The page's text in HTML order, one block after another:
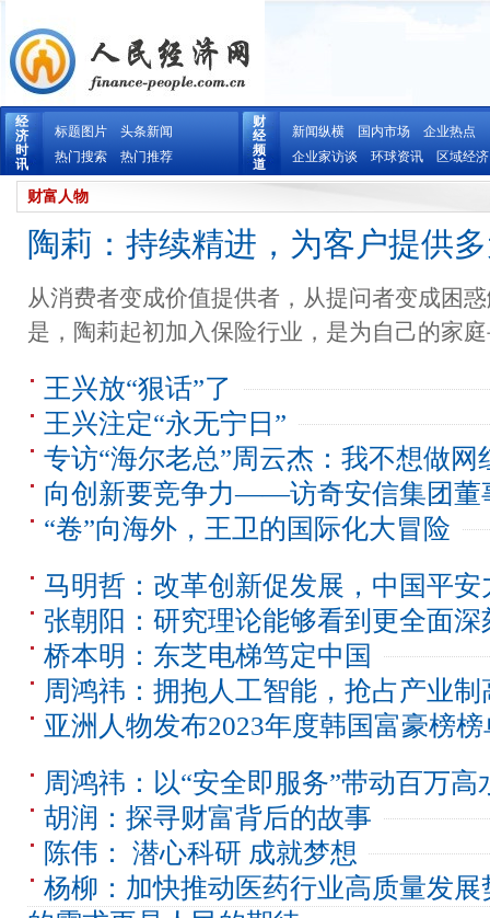
经
济
时
讯
标题图片
头条新闻
热门搜索
热门推荐
财
经
频
道
新闻纵横 国内市场
企业热点
企业家访谈
环球资讯 区域经济
财富人物
陶莉：持续精进，为客户提供
从消费者变成价值提供者，从提问者变成困
是，陶莉起初加入保险行业，是为自己的家
王兴放“狠话”了
王兴注定“永无宁日”
专访“海尔老总”周云杰：我不想做网
向创新要竞争力——访奇安信集团董
“卷”向海外，王卫的国际化大冒险
马明哲：改革创新促发展，中国平
张朝阳：研究理论能够看到更全面深
桥本明：东芝电梯笃定中国
周鸿祎：拥抱人工智能，抢占产业制
亚洲人物发布2023年度韩国富豪榜榜
周鸿祎：以“安全即服务”带动百万高
胡润：探寻财富背后的故事
陈伟： 潜心科研 成就梦想
杨柳：加快推动医药行业高质量发